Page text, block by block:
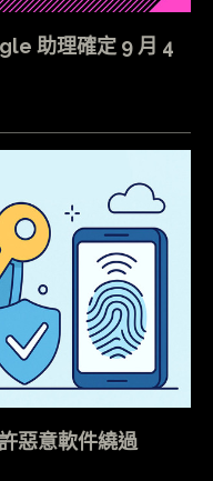
助理確定 9 月 4
惡意軟件繞過